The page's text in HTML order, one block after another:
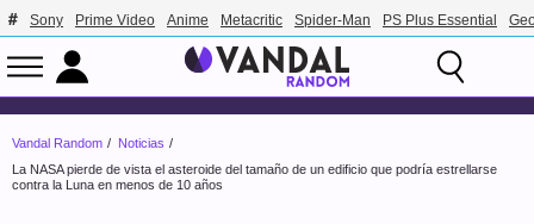
Sony Prime Video Anime Metacritic Spider-Man PS Plus Essential
Vandal Random
Noticias
La NASA pierde de vista el asteroide del tamaño de un edificio que podría estrellarse
contra la Luna en menos de 10 años